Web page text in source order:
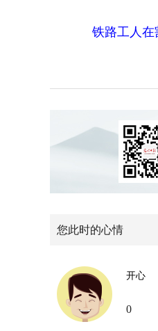
铁路工人在割
您此时的心情
开心
0